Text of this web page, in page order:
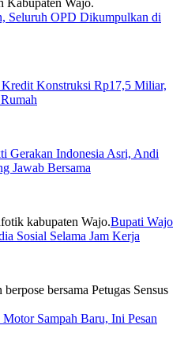
Seluruh OPD Dikumpulkan di
Kredit Konstruksi Rp17,5 Miliar,
Gerakan Indonesia Asri, Andi
Jawab Bersama
Bupati Wajo
Sosial Selama Jam Kerja
Sampah Baru, Ini Pesan